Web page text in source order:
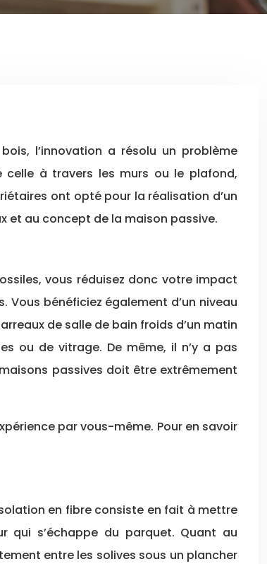
à travers les murs ou le plafond,
ont opté pour la réalisation d’un
et au concept de la maison passive.
vous réduisez donc votre impact
bénéficiez également d’un niveau
de salle de bain froids d’un matin
ou de vitrage. De même, il n’y a pas
passives doit être extrêmement
par vous-même. Pour en savoir
en fibre consiste en fait à mettre
qui s’échappe du parquet. Quant au
entre les solives sous un plancher